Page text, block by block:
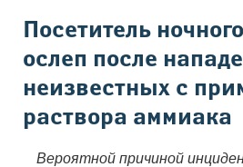
Вы здесь
Посетитель
ослеп после
неизвестных с
раствора аммиака
Вероятной причиной